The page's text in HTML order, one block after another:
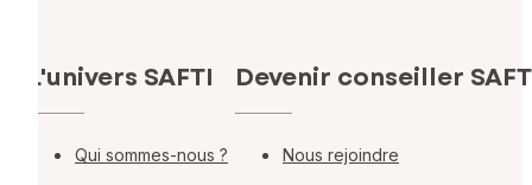
L'univers SAFTI
Qui sommes-nous ?
Devenir conseiller
Nous rejoindre